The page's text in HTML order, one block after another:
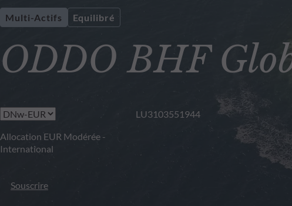
ODDO BHF
Multi-Actifs Equilibré
LU3103551944
Allocation EUR Modérée -
International
Souscrire